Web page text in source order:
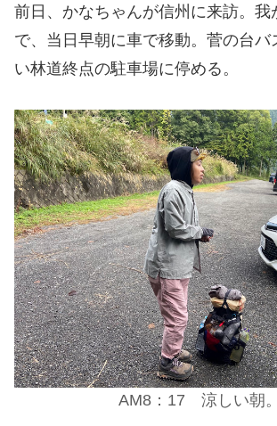
前日、かなちゃんが信州に来訪。我
で、当日早朝に車で移動。菅の台バ
い林道終点の駐車場に停める。
AM8：17 涼しい朝。